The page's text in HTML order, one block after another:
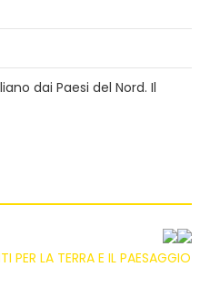
dai Paesi del Nord. Il